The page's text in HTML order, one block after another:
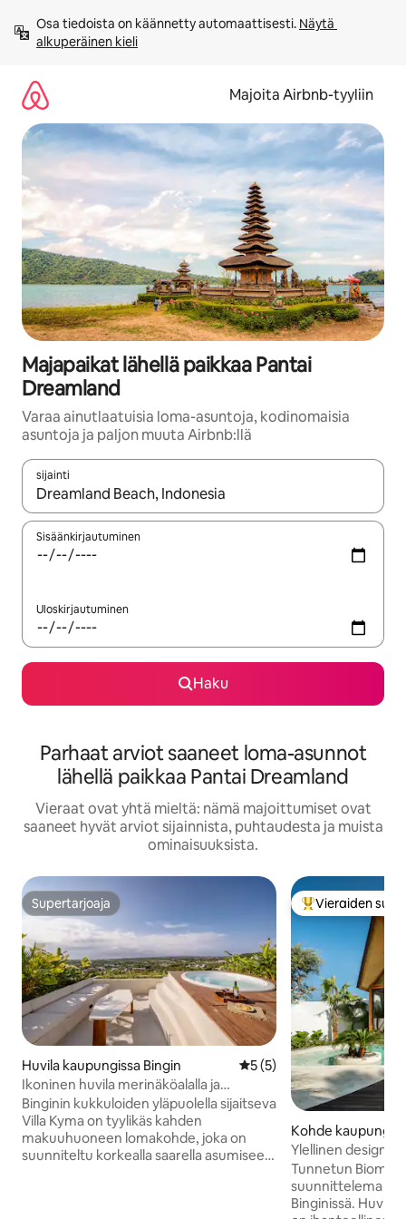
sisältö
väliin
Osa tiedoista on käännetty automaattisesti. Näytä
alkuperäinen kieli
Majoita Airbnb-tyyliin
Majapaikat lähellä paikkaa Pantai
Dreamland
Varaa ainutlaatuisia loma-asuntoja, kodinomaisia
asuntoja ja paljon muuta Airbnb:llä
sijainti
Kun tulokset ovat saatavilla, navigoi ylös- ja alas-
Sisäänkirjautuminen
Uloskirjautuminen
Haku
Parhaat arviot saaneet loma-asunnot
lähellä paikkaa Pantai Dreamland
Vieraat ovat yhtä mieltä: nämä majoittumiset ovat
saaneet hyvät arviot sijainnista, puhtaudesta ja muista
ominaisuuksista.
Supertarjoaja
Supertarjoaja
Huvila kaupungissa Bingin Keskimääräinen arvio 5/5,
5 (5)
Ikoninen huvila merinäköalalla ja
kattoporealtaalla, Bingin
Binginin kukkuloiden yläpuolella sijaitseva
Villa Kyma on tyylikäs kahden
makuuhuoneen lomakohde, joka on
suunniteltu korkealla saarella asumiseen.
Vieraiden
Vieraiden
Kohde
tan Kuta Selatan
Ylellinen design-
Yksityinen uima-
Tunnetun
suunnittelema
Binginissä.